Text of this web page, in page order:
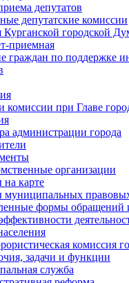
депутатов
депутатские комиссии
Курганской городской
приемная
граждан по поддержке
комиссии при Главе
администрации города
организации
карте
муниципальных
формы обращений
комиссия
задачи и функции
служба